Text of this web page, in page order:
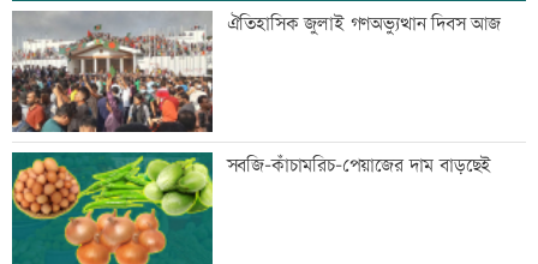
গুরুত্বপূর্ণ ব্যক্তিদের নিয়ে অপপ্রচারের বিরুদ্ধে
সতর্ক করল পুলিশ
নিরাপত্তা পেলে দেশে ফিরতে চান সাকিব
ঐতিহাসিক জুলাই গণঅভ্যুত্থান দিবস আজ
সবজি-কাঁচামরিচ-পেয়াজের দাম বাড়ছেই